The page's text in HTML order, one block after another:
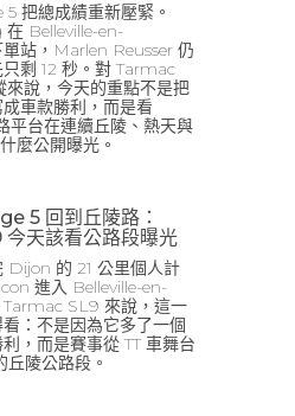
把總成績重新壓緊。
Belleville-en-
站，Marlen Reusser 仍
剩 12 秒。對 Tarmac
來說，今天的重點不是把
車款勝利，而是看
平台在連續丘陵、熱天與
麼公開曝光。
5 回到丘陵路：
天該看公路段曝光
Dijon 的 21 公里個人計
進入 Belleville-en-
Tarmac SL9 來說，這一
：不是因為它多了一個
，而是賽事從 TT 車舞台
陵公路段。